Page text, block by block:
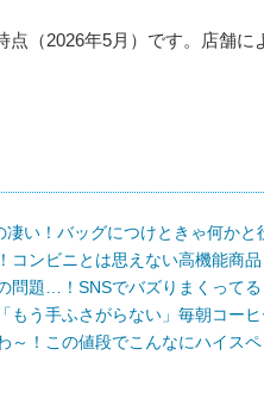
（2026年5月）です。店舗に
い！バッグにつけときゃ何か
コンビニとは思えない高機能商
問題…！SNSでバズりまくって
う手ふさがらない」毎朝コー
～！この値段でこんなにハイス